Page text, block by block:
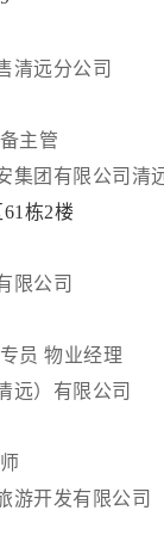
清远分公司
主管
集团有限公司清
栋2楼
限公司
员 物业经理
远）有限公司
游开发有限公司